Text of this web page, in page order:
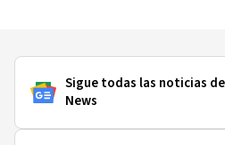
Sigue todas las noticias
News